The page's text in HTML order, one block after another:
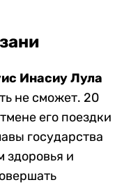
Инасиу Лула
не сможет. 20
его поездки
государства
здоровья и